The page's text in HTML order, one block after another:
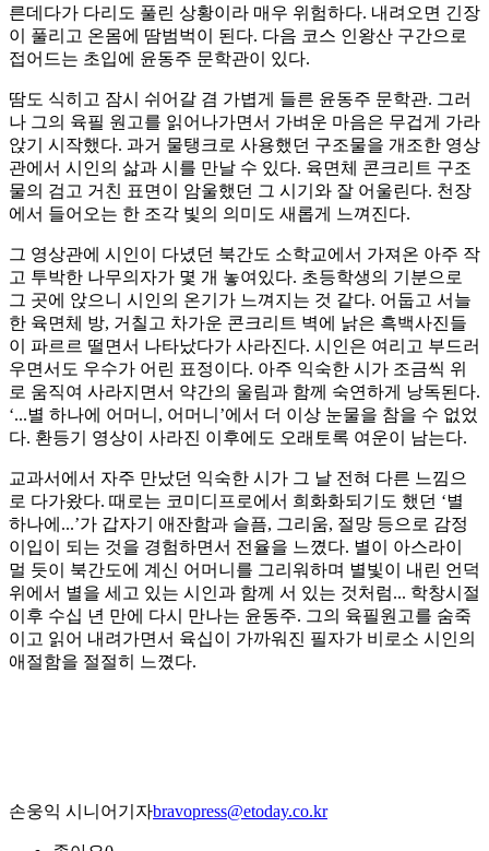
른데다가 다리도 풀린 상황이라 매우 위험하다. 내려오면 긴장
이 풀리고 온몸에 땀범벅이 된다. 다음 코스 인왕산 구간으로
접어드는 초입에 윤동주 문학관이 있다.
땀도 식히고 잠시 쉬어갈 겸 가볍게 들른 윤동주 문학관. 그러
나 그의 육필 원고를 읽어나가면서 가벼운 마음은 무겁게 가라
앉기 시작했다. 과거 물탱크로 사용했던 구조물을 개조한 영상
관에서 시인의 삶과 시를 만날 수 있다. 육면체 콘크리트 구조
물의 검고 거친 표면이 암울했던 그 시기와 잘 어울린다. 천장
에서 들어오는 한 조각 빛의 의미도 새롭게 느껴진다.
그 영상관에 시인이 다녔던 북간도 소학교에서 가져온 아주 작
고 투박한 나무의자가 몇 개 놓여있다. 초등학생의 기분으로
그 곳에 앉으니 시인의 온기가 느껴지는 것 같다. 어둡고 서늘
한 육면체 방, 거칠고 차가운 콘크리트 벽에 낡은 흑백사진들
이 파르르 떨면서 나타났다가 사라진다. 시인은 여리고 부드러
우면서도 우수가 어린 표정이다. 아주 익숙한 시가 조금씩 위
로 움직여 사라지면서 약간의 울림과 함께 숙연하게 낭독된다.
‘...별 하나에 어머니, 어머니’에서 더 이상 눈물을 참을 수 없었
다. 환등기 영상이 사라진 이후에도 오래토록 여운이 남는다.
교과서에서 자주 만났던 익숙한 시가 그 날 전혀 다른 느낌으
로 다가왔다. 때로는 코미디프로에서 희화화되기도 했던 ‘별
하나에...’가 갑자기 애잔함과 슬픔, 그리움, 절망 등으로 감정
이입이 되는 것을 경험하면서 전율을 느꼈다. 별이 아스라이
멀 듯이 북간도에 계신 어머니를 그리워하며 별빛이 내린 언덕
위에서 별을 세고 있는 시인과 함께 서 있는 것처럼... 학창시절
이후 수십 년 만에 다시 만나는 윤동주. 그의 육필원고를 숨죽
이고 읽어 내려가면서 육십이 가까워진 필자가 비로소 시인의
애절함을 절절히 느꼈다.
손웅익 시니어기자bravopress@etoday.co.kr